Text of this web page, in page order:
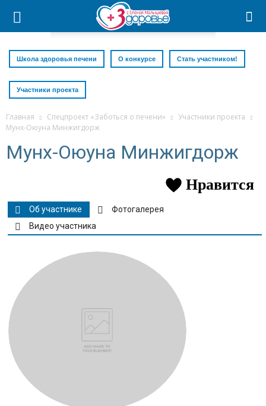
Школа здоровья печени О конкурсе Стать участником!
Участники проекта
Главная Спецпроект «Заботься о печени»
Участники проекта
Мунх-Оюуна Минжигдорж
Мунх-Оюуна Минжигдорж
Нравится
Об участнике
Фотогалерея
Видео участника